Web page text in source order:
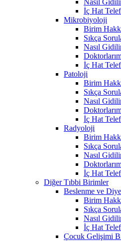
İç Hat
Mikrobiyoloji
Birim
Sıkça
Nasıl
İç Hat
Patoloji
Birim
Sıkça
Nasıl
İç Hat
Radyoloji
Birim
Sıkça
Nasıl
İç Hat
Diğer Tıbbi Birimler
Beslenme ve
Birim
Sıkça
Nasıl
İç Hat
Çocuk Gelişimi